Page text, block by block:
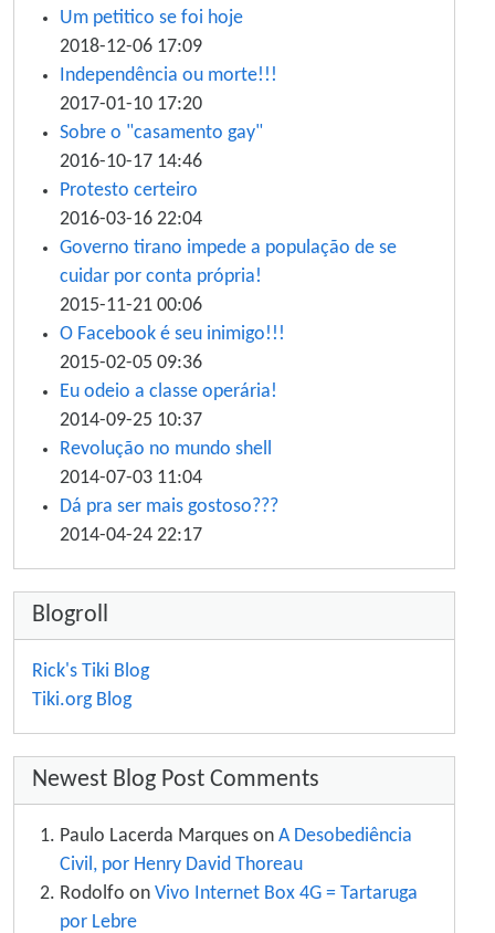
Um petitico se foi hoje
2018-12-06 17:09
Independência ou morte!!!
2017-01-10 17:20
Sobre o "casamento gay"
2016-10-17 14:46
Protesto certeiro
2016-03-16 22:04
Governo tirano impede a população de se
cuidar por conta própria!
2015-11-21 00:06
O Facebook é seu inimigo!!!
2015-02-05 09:36
Eu odeio a classe operária!
2014-09-25 10:37
Revolução no mundo shell
2014-07-03 11:04
Dá pra ser mais gostoso???
2014-04-24 22:17
Blogroll
Rick's Tiki Blog
Tiki.org Blog
Newest Blog Post Comments
Paulo Lacerda Marques on A Desobediência
Civil, por Henry David Thoreau
Rodolfo on Vivo Internet Box 4G = Tartaruga
por Lebre